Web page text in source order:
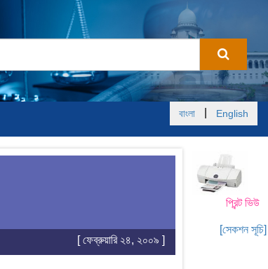
বাংলা English
প্রিন্ট ভিউ
[সেকশন সূচি]
[ ফেব্রুয়ারি ২৪, ২০০৯ ]